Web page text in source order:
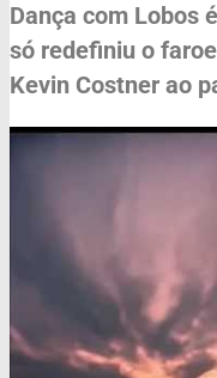
Dança com Lobos
só redefiniu o
Kevin Costner ao